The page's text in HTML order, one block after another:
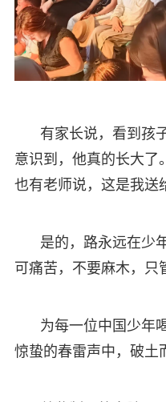
有家长说，看到孩
意识到，他真的长大了
也有老师说，这是我送
是的，路永远在少
可痛苦，不要麻木，只
为每一位中国少年
惊蛰的春雷声中，破土